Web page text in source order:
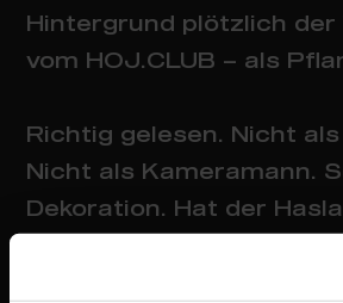
Hintergrund plötzlich der
vom HOJ.CLUB – als
Richtig gelesen. Nicht als
Nicht als Kameramann.
Dekoration. Hat der